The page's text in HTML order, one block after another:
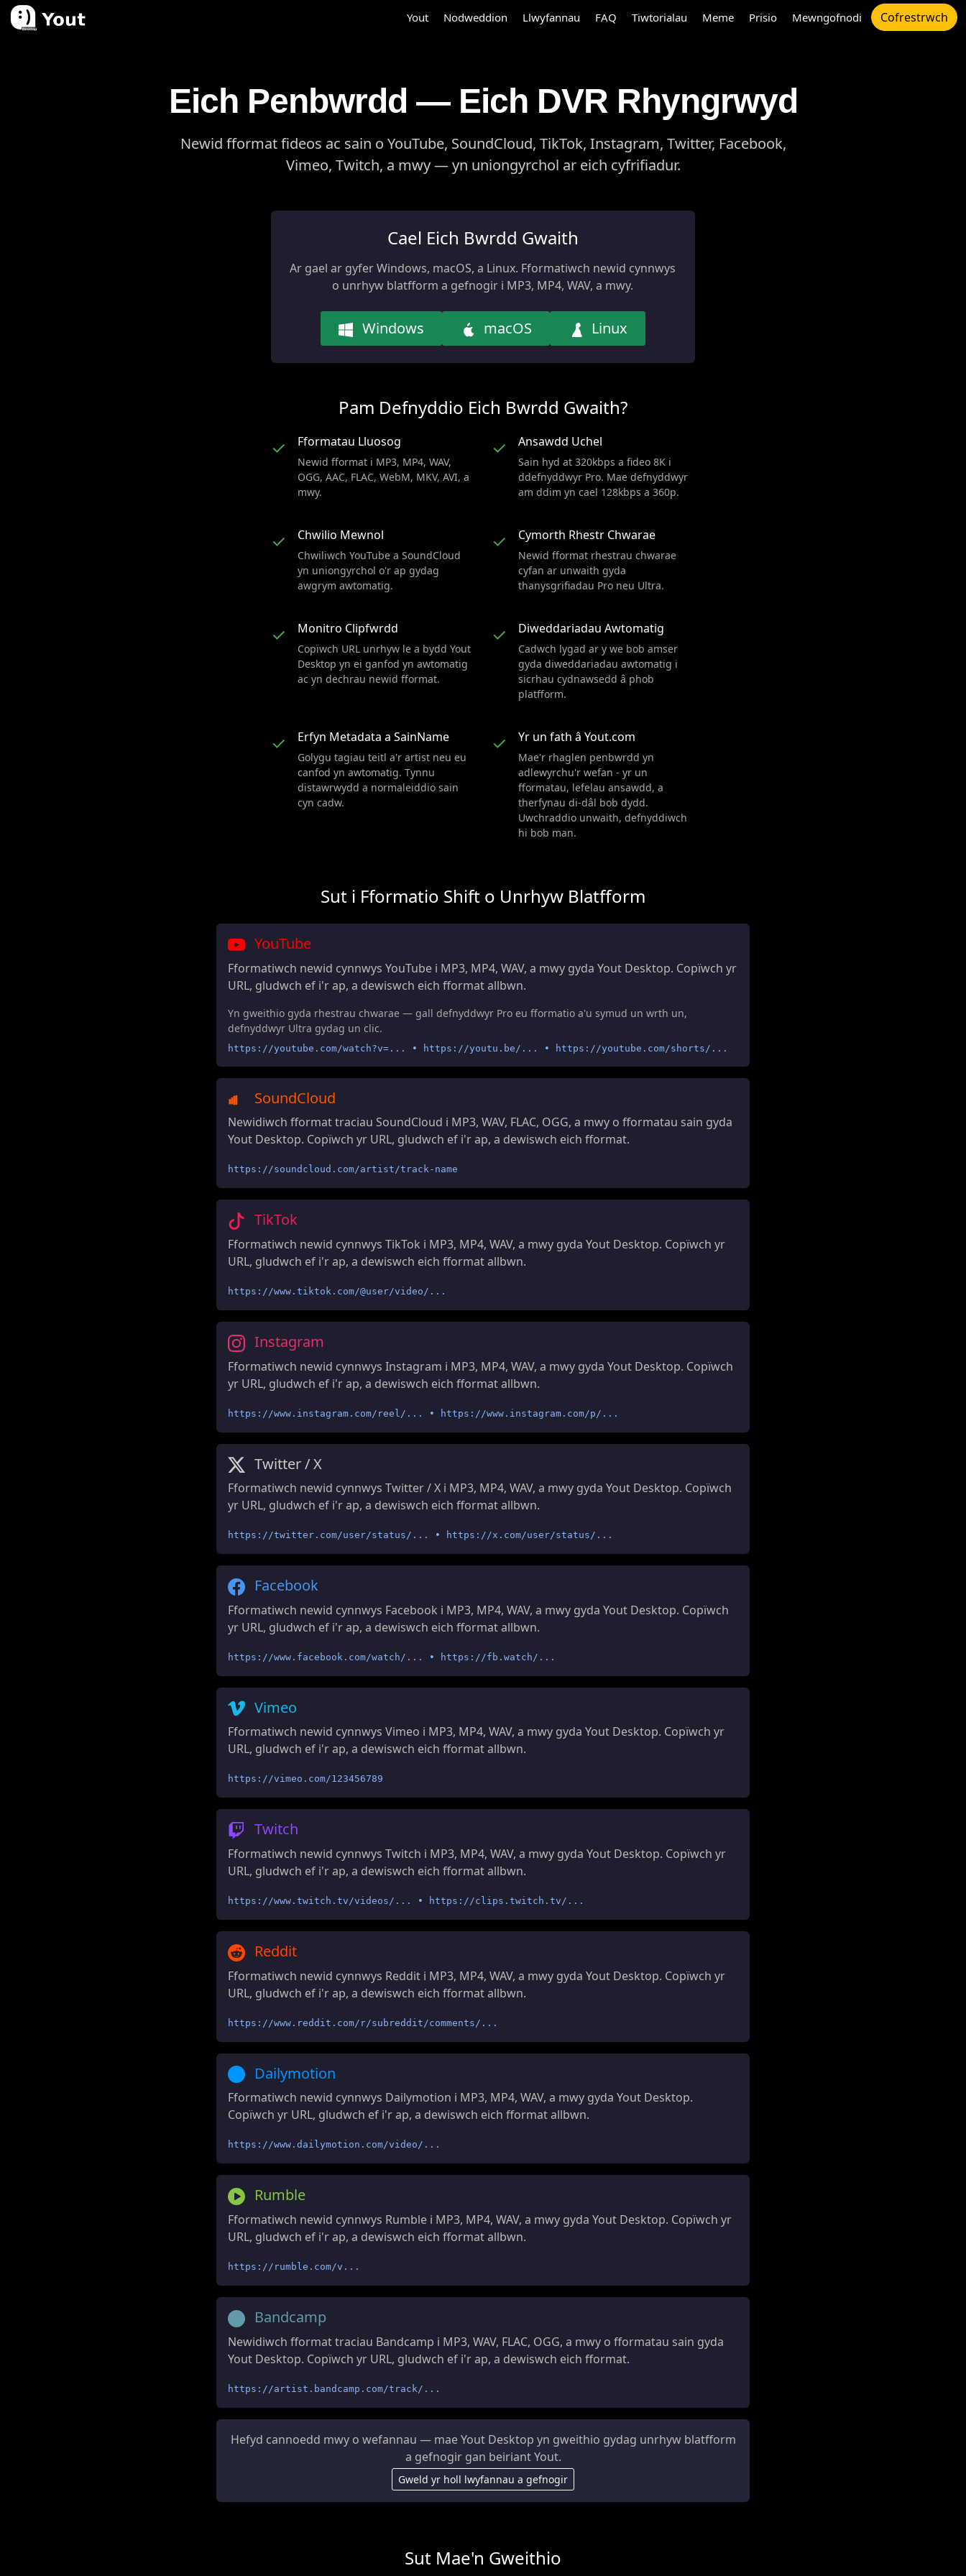
Yout Nodweddion Llwyfannau FAQ Tiwtorialau Meme Prisio Mewngofnodi Cofrestrwch
Eich Penbwrdd — Eich DVR Rhyngrwyd
Newid fformat fideos ac sain o YouTube, SoundCloud, TikTok, Instagram, Twitter, Facebook,
Vimeo, Twitch, a mwy — yn uniongyrchol ar eich cyfrifiadur.
Cael Eich Bwrdd Gwaith
Ar gael ar gyfer Windows, macOS, a Linux. Fformatiwch newid cynnwys
o unrhyw blatfform a gefnogir i MP3, MP4, WAV, a mwy.
Windows macOS Linux
Pam Defnyddio Eich Bwrdd Gwaith?
✓
Fformatau Lluosog
Newid fformat i MP3, MP4, WAV,
OGG, AAC, FLAC, WebM, MKV, AVI, a
mwy.
✓ Ansawdd Uchel
Sain hyd at 320kbps a fideo 8K i
ddefnyddwyr Pro. Mae defnyddwyr
am ddim yn cael 128kbps a 360p.
✓ Chwilio Mewnol
Chwiliwch YouTube a SoundCloud
yn uniongyrchol o'r ap gydag
awgrym awtomatig.
✓ Cymorth Rhestr Chwarae
Newid fformat rhestrau chwarae
cyfan ar unwaith gyda
thanysgrifiadau Pro neu Ultra.
✓ Monitro Clipfwrdd
Copïwch URL unrhyw le a bydd Yout
Desktop yn ei ganfod yn awtomatig
ac yn dechrau newid fformat.
✓ Diweddariadau Awtomatig
Cadwch lygad ar y we bob amser
gyda diweddariadau awtomatig i
sicrhau cydnawsedd â phob
platfform.
✓ Erfyn Metadata a SainName
Golygu tagiau teitl a'r artist neu eu
canfod yn awtomatig. Tynnu
distawrwydd a normaleiddio sain
cyn cadw.
✓ Yr un fath â Yout.com
Mae'r rhaglen penbwrdd yn
adlewyrchu'r wefan - yr un
fformatau, lefelau ansawdd, a
therfynau di-dâl bob dydd.
Uwchraddio unwaith, defnyddiwch
hi bob man.
Sut i Fformatio Shift o Unrhyw Blatfform
YouTube
Fformatiwch newid cynnwys YouTube i MP3, MP4, WAV, a mwy gyda Yout Desktop. Copïwch yr
URL, gludwch ef i'r ap, a dewiswch eich fformat allbwn.
Yn gweithio gyda rhestrau chwarae — gall defnyddwyr Pro eu fformatio a'u symud un wrth un,
defnyddwyr Ultra gydag un clic.
https://youtube.com/watch?v=... • https://youtu.be/... • https://youtube.com/shorts/...
SoundCloud
Newidiwch fformat traciau SoundCloud i MP3, WAV, FLAC, OGG, a mwy o fformatau sain gyda
Yout Desktop. Copïwch yr URL, gludwch ef i'r ap, a dewiswch eich fformat.
https://soundcloud.com/artist/track-name
TikTok
Fformatiwch newid cynnwys TikTok i MP3, MP4, WAV, a mwy gyda Yout Desktop. Copïwch yr
URL, gludwch ef i'r ap, a dewiswch eich fformat allbwn.
https://www.tiktok.com/@user/video/...
Instagram
Fformatiwch newid cynnwys Instagram i MP3, MP4, WAV, a mwy gyda Yout Desktop. Copïwch
yr URL, gludwch ef i'r ap, a dewiswch eich fformat allbwn.
https://www.instagram.com/reel/... • https://www.instagram.com/p/...
Twitter / X
Fformatiwch newid cynnwys Twitter / X i MP3, MP4, WAV, a mwy gyda Yout Desktop. Copïwch
yr URL, gludwch ef i'r ap, a dewiswch eich fformat allbwn.
https://twitter.com/user/status/... • https://x.com/user/status/...
Facebook
Fformatiwch newid cynnwys Facebook i MP3, MP4, WAV, a mwy gyda Yout Desktop. Copïwch
yr URL, gludwch ef i'r ap, a dewiswch eich fformat allbwn.
https://www.facebook.com/watch/... • https://fb.watch/...
Vimeo
Fformatiwch newid cynnwys Vimeo i MP3, MP4, WAV, a mwy gyda Yout Desktop. Copïwch yr
URL, gludwch ef i'r ap, a dewiswch eich fformat allbwn.
https://vimeo.com/123456789
Twitch
Fformatiwch newid cynnwys Twitch i MP3, MP4, WAV, a mwy gyda Yout Desktop. Copïwch yr
URL, gludwch ef i'r ap, a dewiswch eich fformat allbwn.
https://www.twitch.tv/videos/... • https://clips.twitch.tv/...
Reddit
Fformatiwch newid cynnwys Reddit i MP3, MP4, WAV, a mwy gyda Yout Desktop. Copïwch yr
URL, gludwch ef i'r ap, a dewiswch eich fformat allbwn.
https://www.reddit.com/r/subreddit/comments/...
Dailymotion
Fformatiwch newid cynnwys Dailymotion i MP3, MP4, WAV, a mwy gyda Yout Desktop.
Copïwch yr URL, gludwch ef i'r ap, a dewiswch eich fformat allbwn.
https://www.dailymotion.com/video/...
Rumble
Fformatiwch newid cynnwys Rumble i MP3, MP4, WAV, a mwy gyda Yout Desktop. Copïwch yr
URL, gludwch ef i'r ap, a dewiswch eich fformat allbwn.
https://rumble.com/v...
Bandcamp
Newidiwch fformat traciau Bandcamp i MP3, WAV, FLAC, OGG, a mwy o fformatau sain gyda
Yout Desktop. Copïwch yr URL, gludwch ef i'r ap, a dewiswch eich fformat.
https://artist.bandcamp.com/track/...
Hefyd cannoedd mwy o wefannau — mae Yout Desktop yn gweithio gydag unrhyw blatfform
a gefnogir gan beiriant Yout.
Gweld yr holl lwyfannau a gefnogir
Sut Mae'n Gweithio